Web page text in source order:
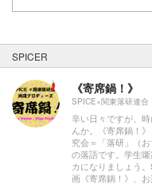
SPICER
《寄席鍋！》
SPICE×関東落研連合
辛い日々ですが、
んか。《寄席鍋！
究会＝「落研」（
の落語です。学生
カになりましょう
画《寄席鍋！》、